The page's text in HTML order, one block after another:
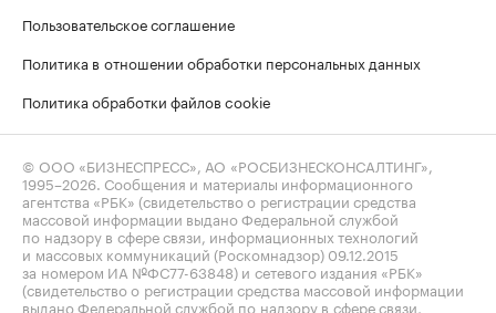
Пользовательское соглашение
Политика в отношении обработки персональных данных
Политика обработки файлов cookie
© ООО «БИЗНЕСПРЕСС», АО «РОСБИЗНЕСКОНСАЛТИНГ»,
1995–2026. Сообщения и материалы информационного
агентства «РБК» (свидетельство о регистрации средства
массовой информации выдано Федеральной службой
по надзору в сфере связи, информационных технологий
и массовых коммуникаций (Роскомнадзор) 09.12.2015
за номером ИА №ФС77-63848) и сетевого издания «РБК»
(свидетельство о регистрации средства массовой информации
выдано Федеральной службой по надзору в сфере связи,